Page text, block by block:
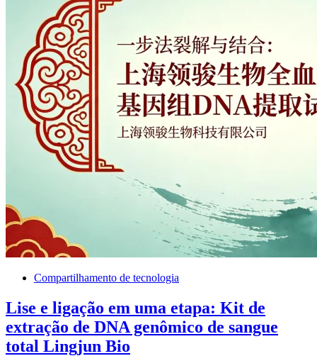
Compartilhamento de tecnologia
Lise e ligação em uma etapa: Kit de
extração de DNA genômico de sangue
total Lingjun Bio